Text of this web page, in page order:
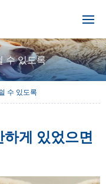
수 있도록
수 있도록
게 있었으면